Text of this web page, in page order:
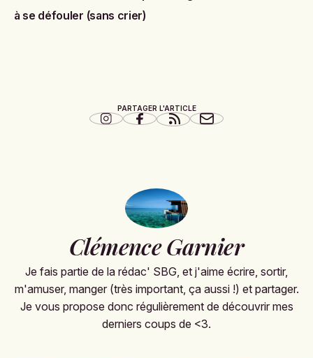
à se défouler (sans crier)
PARTAGER L'ARTICLE
Clémence Garnier
Je fais partie de la rédac' SBG, et j'aime écrire, sortir,
m'amuser, manger (très important, ça aussi !) et partager.
Je vous propose donc régulièrement de découvrir mes
derniers coups de <3.